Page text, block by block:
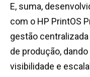
E, suma,
com o HP PrintOS
gestão
de produção,
visibilidade e